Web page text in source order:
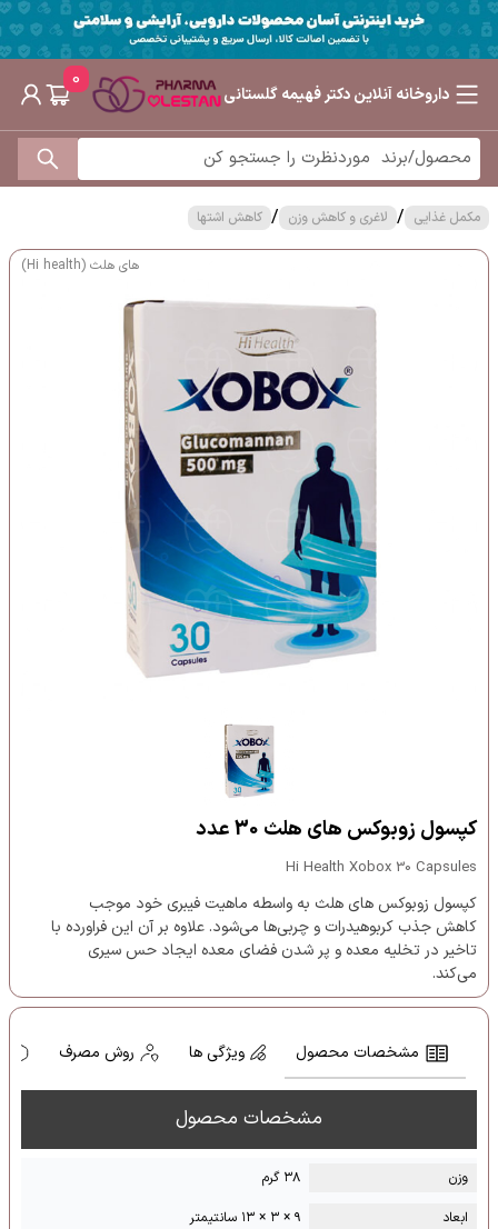
داروخانه آنلاین دکتر فهیمه گلستانی
0
مکمل غذایی / لاغری و کاهش وزن / کاهش اشتها
های هلث (Hi health)
کپسول زوبوکس های هلث 30 عدد
Hi Health Xobox 30 Capsules
کپسول زوبوکس های هلث به واسطه ماهیت فیبری خود موجب
کاهش جذب کربوهیدرات و چربی‌ها می‌شود. علاوه بر آن این فراورده با
تاخیر در تخلیه معده و پر شدن فضای معده ایجاد حس سیری
می‌کند.
مشخصات محصول ویژگی ها روش مصرف
مشخصات محصول
وزن
۳۸ گرم
ابعاد
۹ × ۳ × ۱۳ سانتیمتر